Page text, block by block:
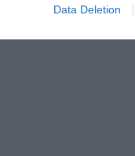
Data Deletion